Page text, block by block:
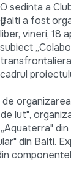
O sedinta a
Balti a fost
liber, vineri, 18
subiect
cadrul
lut",
din Balti.